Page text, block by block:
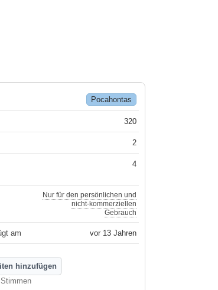
Pocahontas
320
2
4
Nur für den persönlichen und
nicht-kommerziellen
Gebrauch
am vor 13 Jahren
hinzufügen
mir nicht